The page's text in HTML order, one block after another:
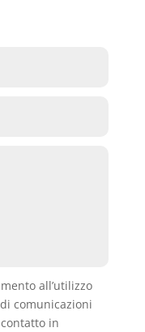
all’utilizzo
comunicazioni
in